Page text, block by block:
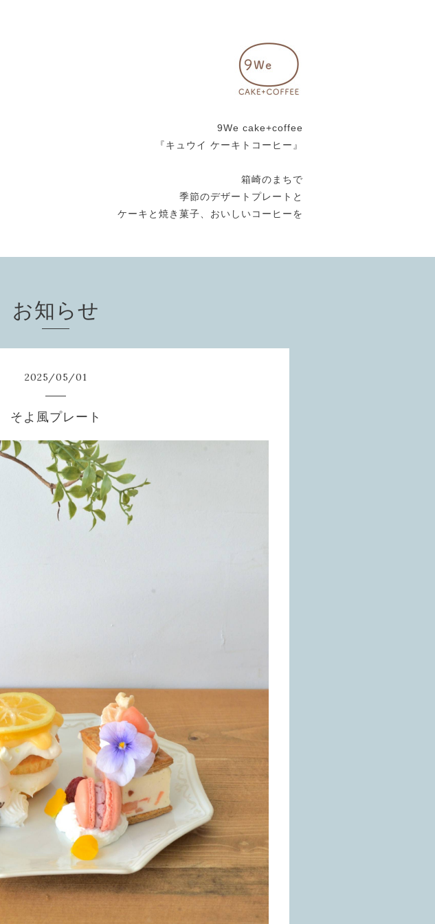
9We cake+coffee
『キュウイ ケーキトコーヒー』
箱崎のまちで
季節のデザートプレートと
ケーキと焼き菓子、おいしいコーヒーを
お知らせ
2025/05/01
そよ風プレート